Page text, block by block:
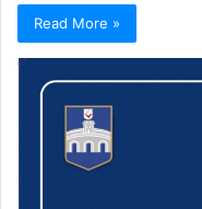
Read More »